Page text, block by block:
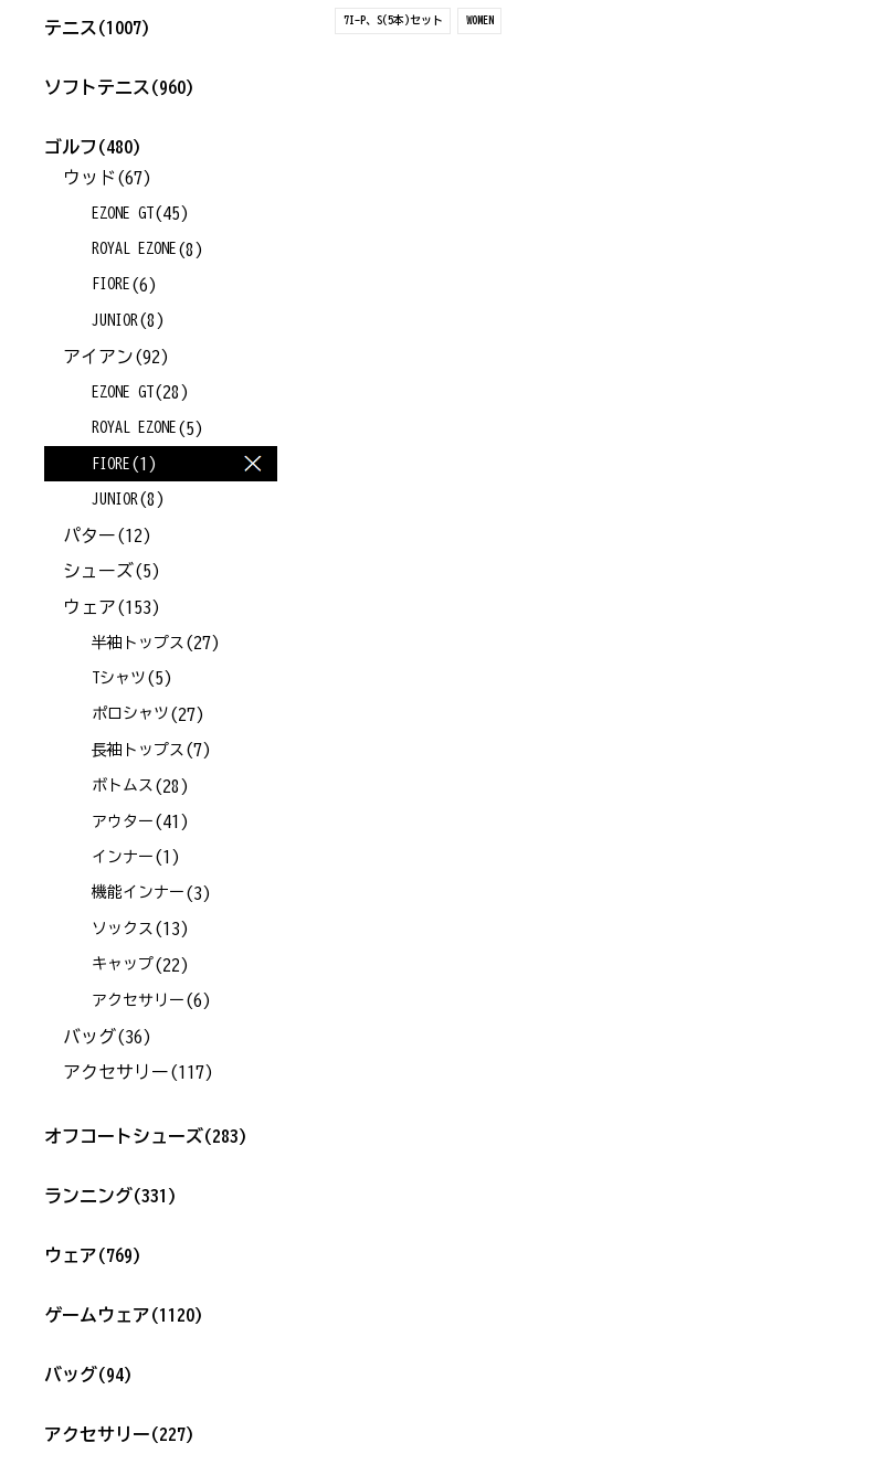
7I-P、S(5本)セット WOMEN
テニス (1007)
ソフトテニス (960)
ゴルフ (480)
ウッド (67)
EZONE GT(45)
ROYAL EZONE (8)
FIORE (6)
JUNIOR (8)
アイアン(92)
EZONE GT(28)
ROYAL EZONE (5)
FIORE (1)
JUNIOR (8)
パター(12)
シューズ(5)
ウェア(153)
半袖トップス (27)
Tシャツ (5)
ポロシャツ (27)
長袖トップス (7)
ボトムス (28)
アウター (41)
インナー (1)
機能インナー (3)
ソックス (13)
キャップ(22)
アクセサリー (6)
バッグ(36)
アクセサリー(117)
オフコートシューズ(283)
ランニング(331)
ウェア(769)
ゲームウェア(1120)
バッグ(94)
アクセサリー(227)